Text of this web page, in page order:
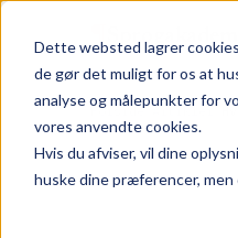
Dette websted lagrer
de gør det muligt for os at
analyse og målepunkter for
vores anvendte cookies.
Hvis du afviser, vil dine
huske dine præferencer, men
¶
Forside/ Artikler/